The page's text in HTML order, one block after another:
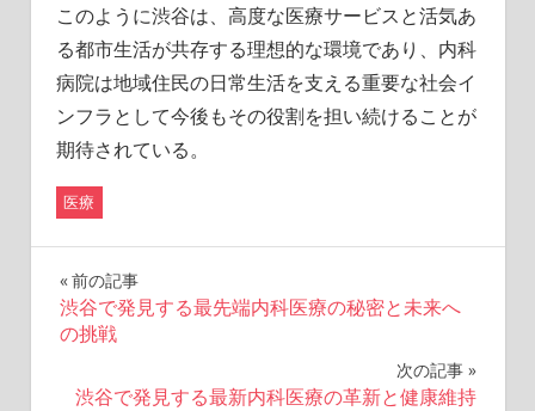
このように渋谷は、高度な医療サービスと活気あ
る都市生活が共存する理想的な環境であり、内科
病院は地域住民の日常生活を支える重要な社会イ
ンフラとして今後もその役割を担い続けることが
期待されている。
医療
投
稿
ナ
前の記事
渋谷で発見する最先端内科医療の秘密と未来へ
の挑戦
次の記事
渋谷で発見する最新内科医療の革新と健康維持